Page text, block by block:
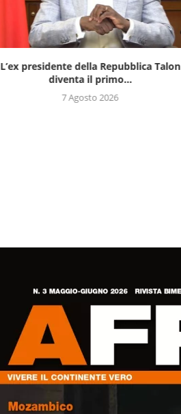
L’ex presidente della Repubblica Talon
diventa il primo...
7 Agosto 2026